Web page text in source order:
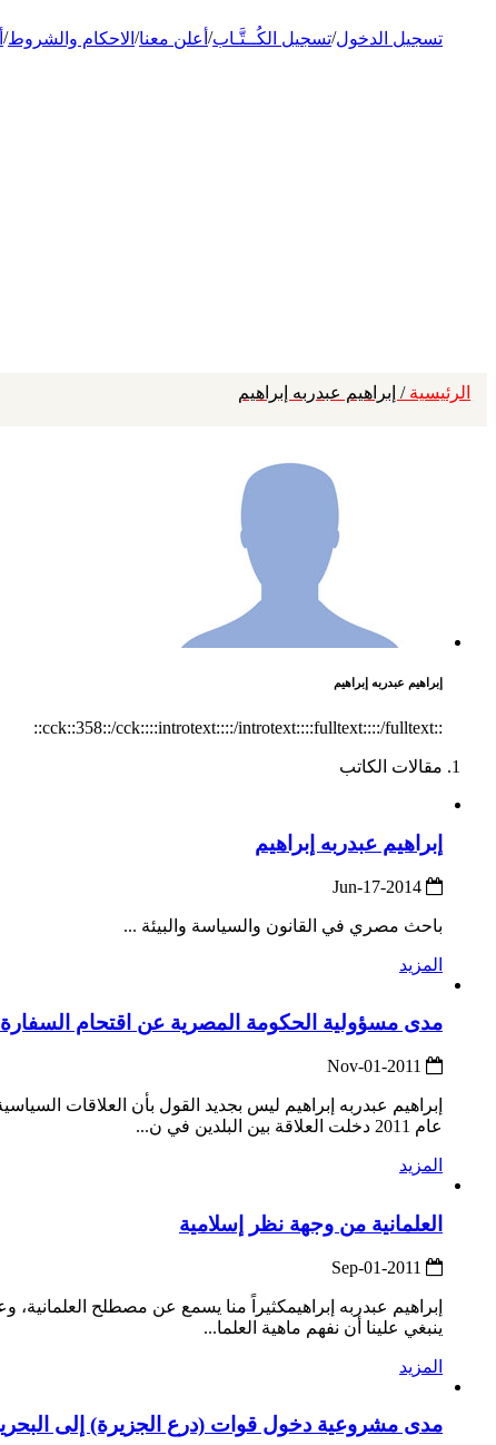
تسجيل الدخول/تسجيل الكُــتَّـاب/ أعلن معنا/ الاحكام والشروط/
الرئيسية / إبراهيم عبدربه إبراهيم
إبراهيم عبدربه إبراهيم
::cck::358::/cck::::introtext::::/introtext::::fulltext::::/fulltext::
مقالات الكاتب
إبراهيم عبدربه إبراهيم
باحث مصري في القانون والسياسة والبيئة ...
المزيد
مدى مسؤولية الحكومة المصرية عن اقتحام السفارة
إبراهيم عبدربه إبراهيم ليس بجديد القول بأن العلاقات
عام 2011 دخلت العلاقة بين البلدين في ن...
المزيد
العلمانية من وجهة نظر إسلامية
إبراهيم عبدربه إبراهيمكثيراً منا يسمع عن مصطلح
ينبغي علينا أن نفهم ماهية العلما...
المزيد
مدى مشروعية دخول قوات (درع الجزيرة) إلى